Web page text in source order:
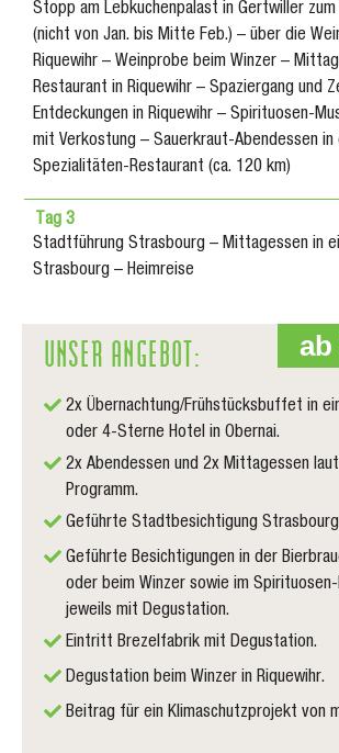
Stopp am Lebkuchenpalast in Gertwiller
(nicht von Jan. bis Mitte Feb.) – über die
Riquewihr – Weinprobe beim Winzer –
Restaurant in Riquewihr – Spaziergang und
Entdeckungen in Riquewihr – Spirituosen-
mit Verkostung – Sauerkraut-Abendessen in
Spezialitäten-Restaurant (ca. 120 km)
Tag 3
Stadtführung Strasbourg – Mittagessen in
Strasbourg – Heimreise
ab
UNSER ANGEBOT:
2x Übernachtung/Frühstücksbuffet in
oder 4-Sterne Hotel in Obernai.
2x Abendessen und 2x Mittagessen laut
Programm.
Geführte Stadtbesichtigung
Geführte Besichtigungen in der
oder beim Winzer sowie im Spirituosen-
jeweils mit Degustation.
Eintritt Brezelfabrik mit Degustation.
Degustation beim Winzer in Riquewihr.
Beitrag für ein Klimaschutzprojekt von